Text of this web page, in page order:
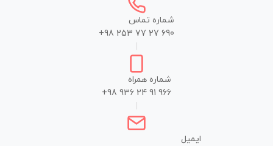
شماره تماس
+98 253 77 27 690
شماره همراه
+98 936 24 91 966
ایمیل